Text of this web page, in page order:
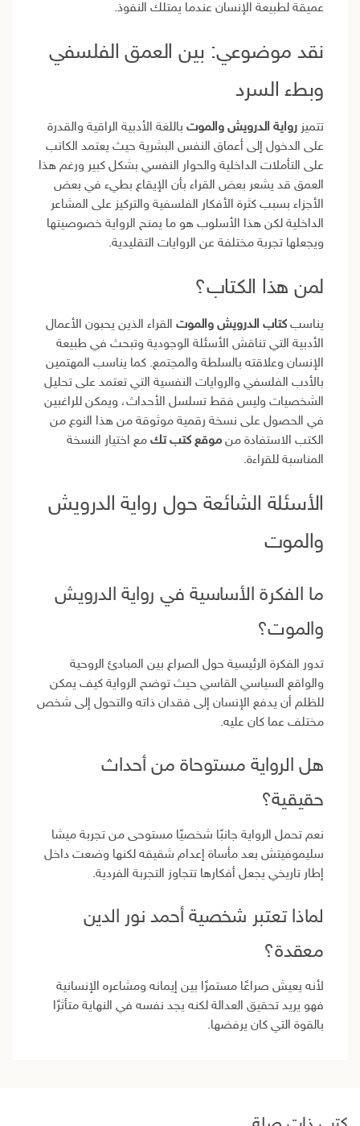
عميقة لطبيعة الإنسان عندما يمتلك النفوذ.
نقد موضوعي: بين العمق الفلسفي
وبطء السرد
تتميز رواية الدرويش والموت باللغة الأدبية الراقية والقدرة
على الدخول إلى أعماق النفس البشرية حيث يعتمد الكاتب
على التأملات الداخلية والحوار النفسي بشكل كبير ورغم هذا
العمق قد يشعر بعض القراء بأن الإيقاع بطيء في بعض
الأجزاء بسبب كثرة الأفكار الفلسفية والتركيز على المشاعر
الداخلية لكن هذا الأسلوب هو ما يمنح الرواية خصوصيتها
ويجعلها تجربة مختلفة عن الروايات التقليدية.
لمن هذا الكتاب؟
يناسب كتاب الدرويش والموت القراء الذين يحبون الأعمال
الأدبية التي تناقش الأسئلة الوجودية وتبحث في طبيعة
الإنسان وعلاقته بالسلطة والمجتمع. كما يناسب المهتمين
بالأدب الفلسفي والروايات النفسية التي تعتمد على تحليل
الشخصيات وليس فقط تسلسل الأحداث، ويمكن للراغبين
في الحصول على نسخة رقمية موثوقة من هذا النوع من
الكتب الاستفادة من موقع كتب تك مع اختيار النسخة
المناسبة للقراءة.
الأسئلة الشائعة حول رواية الدرويش
والموت
ما الفكرة الأساسية في رواية الدرويش
والموت؟
تدور الفكرة الرئيسية حول الصراع بين المبادئ الروحية
والواقع السياسي القاسي حيث توضح الرواية كيف يمكن
للظلم أن يدفع الإنسان إلى فقدان ذاته والتحول إلى شخص
مختلف عما كان عليه.
هل الرواية مستوحاة من أحداث
حقيقية؟
نعم تحمل الرواية جانبًا شخصيًا مستوحى من تجربة ميشا
سليموفيتش بعد مأساة إعدام شقيقه لكنها وضعت داخل
إطار تاريخي يجعل أفكارها تتجاوز التجربة الفردية.
لماذا تعتبر شخصية أحمد نور الدين
معقدة؟
لأنه يعيش صراعًا مستمرًا بين إيمانه ومشاعره الإنسانية
فهو يريد تحقيق العدالة لكنه يجد نفسه في النهاية متأثرًا
بالقوة التي كان يرفضها.